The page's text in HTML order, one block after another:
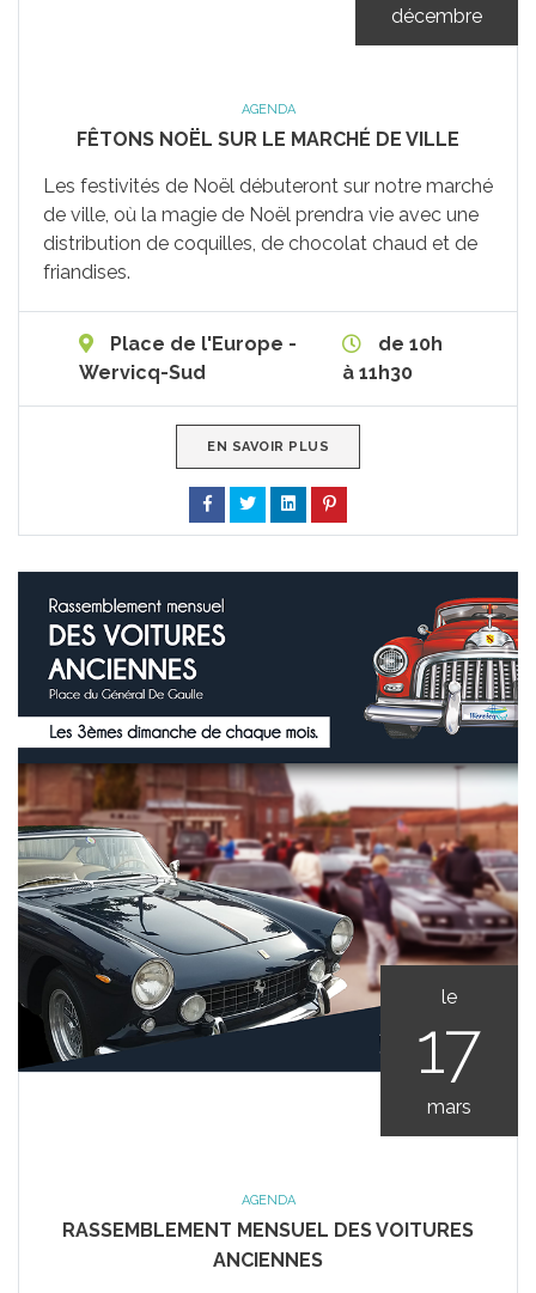
décembre
AGENDA
FÊTONS NOËL SUR LE MARCHÉ DE VILLE
Les festivités de Noël débuteront sur notre marché
de ville, où la magie de Noël prendra vie avec une
distribution de coquilles, de chocolat chaud et de
friandises.
Place de l'Europe -
Wervicq-Sud
de 10h
à 11h30
EN SAVOIR PLUS
le
17
mars
AGENDA
RASSEMBLEMENT MENSUEL DES VOITURES
ANCIENNES